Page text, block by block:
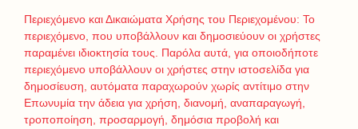
Περιεχόμενο και Δικαιώματα Xρήσης του Περιεχομένου: Το
περιεχόμενο, που υποβάλλουν και δημοσιεύουν οι χρήστες
παραμένει ιδιοκτησία τους. Παρόλα αυτά, για οποιοδήποτε
περιεχόμενο υποβάλλουν οι χρήστες στην ιστοσελίδα για
δημοσίευση, αυτόματα παραχωρούν χωρίς αντίτιμο στην
Επωνυμία την άδεια για χρήση, διανομή, αναπαραγωγή,
τροποποίηση, προσαρμογή, δημόσια προβολή και